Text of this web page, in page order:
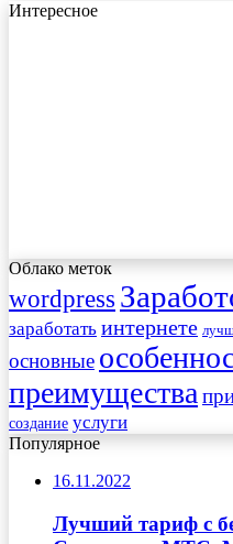
Интересное
Облако меток
wordpress
заработать интернете
основные
преимущества
создание услуги
Популярное
16.11.2022
Лучший тариф с